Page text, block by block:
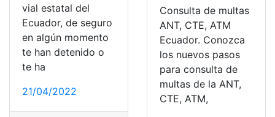
vial estatal del
Ecuador, de seguro
en algún momento
te han detenido o
te ha
21/04/2022
Consulta de multas
ANT, CTE, ATM
Ecuador. Conozca
los nuevos pasos
para consulta de
multas de la ANT,
CTE, ATM,